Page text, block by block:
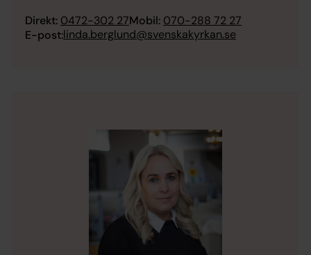
Direkt: 0472-302 27Mobil: 070-288 72 27
E-post:linda.berglund@svenskakyrkan.se